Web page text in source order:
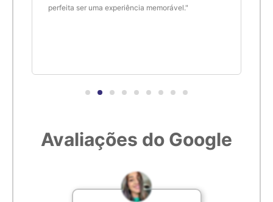
perfeita ser uma experiência memorável."
Avaliações do Google